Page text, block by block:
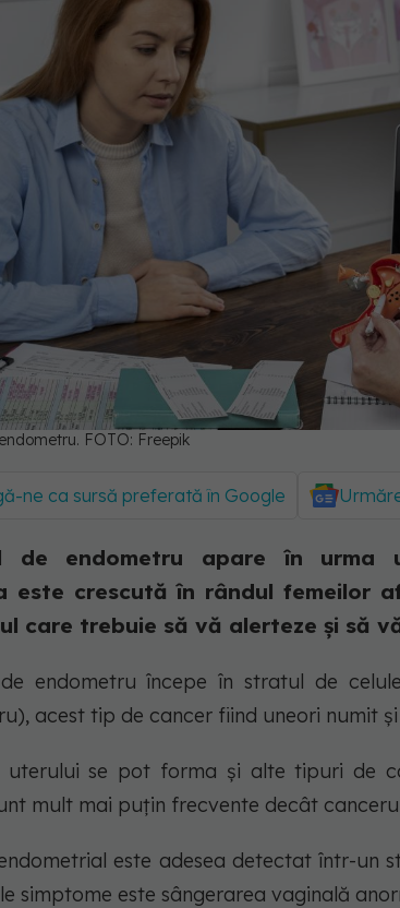
FOTO: Freepik
ne ca sursă preferată în Google
de endometru apare în urma
este crescută în rândul femeilor
care trebuie să vă alerteze și să
endometru începe în stratul de
acest tip de cancer fiind uneori numit
uterului se pot forma și alte tipuri de
mult mai puțin frecvente decât
este adesea detectat într-un
simptome este sângerarea vaginală